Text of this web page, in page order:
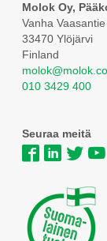
Molok Oy,
Vanha
33470 Ylöjärvi
Finland
010 3429 400
Seuraa meitä